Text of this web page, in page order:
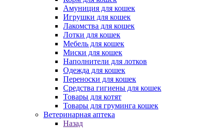
Амуниция для кошек
Игрушки для кошек
Лакомства для кошек
Лотки для кошек
Мебель для кошек
Миски для кошек
Наполнители для лотков
Одежда для кошек
Переноски для кошек
Средства гигиены для кошек
Товары для котят
Товары для груминга кошек
Ветеринарная аптека
Назад